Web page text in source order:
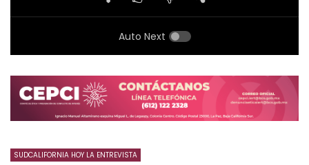
Auto Next
SUDCALIFORNIA HOY LA ENTREVISTA